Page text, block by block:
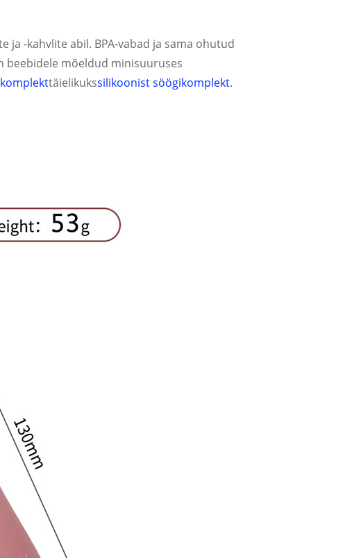
ja -kahvlite abil. BPA-vabad ja sama ohutud
beebidele mõeldud minisuuruses
täielikukssilikoonist söögikomplekt.